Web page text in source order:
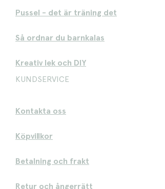
Pussel - det är träning det
Så ordnar du barnkalas
Kreativ lek och DIY
KUNDSERVICE
Kontakta oss
Köpvillkor
Betalning och frakt
Retur och ångerrätt